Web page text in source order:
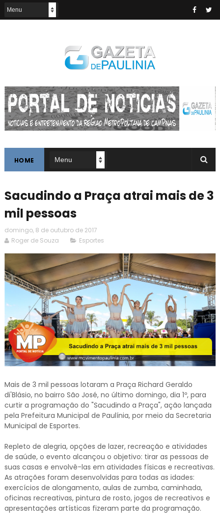
HOME
Sacudindo a Praça atrai mais de 3
mil pessoas
domingo, 8 de outubro de 2017
Roger de Souza
Esportes
Mais de 3 mil pessoas lotaram a Praça Richard Geraldo
di'Blásio, no bairro São José, no último domingo, dia 1º, para
curtir a programação do "Sacudindo a Praça", ação lançada
pela Prefeitura Municipal de Paulínia, por meio da Secretaria
Municipal de Esportes.
Repleto de alegria, opções de lazer, recreação e atividades
de saúde, o evento alcançou o objetivo: tirar as pessoas de
suas casas e envolvê-las em atividades físicas e recreativas.
As atrações foram desenvolvidas para todas as idades:
exercícios de alongamento, aulas de zumba, caminhada,
oficinas recreativas, pintura de rosto, jogos de recreativos e
apresentações artísticas fizeram parte da programação.